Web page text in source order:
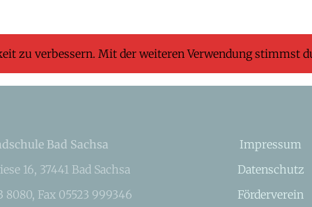
Bad Sachsa
16, 37441 Bad Sachsa
8080, Fax 05523 999346
Impressum
Datenschutz
Förderverein
zu verbessern. Mit der weiteren Verwendung stimmst